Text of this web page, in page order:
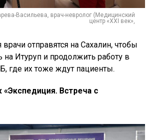
Васильева, врач-невролог (Медицинский
центр «XXI век»,
отправятся на Сахалин, чтобы
на Итуруп и продолжить работу в
где их тоже ждут пациенты.
Встреча с